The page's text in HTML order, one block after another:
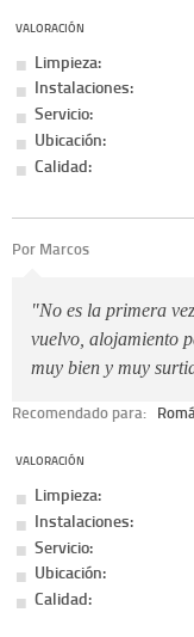
VALORACIÓN
Limpieza:
Instalaciones:
Servicio:
Ubicación:
Calidad:
Por Marcos
"No es la primera
vuelvo, alojamiento
muy bien y muy
Recomendado para:
VALORACIÓN
Limpieza:
Instalaciones:
Servicio:
Ubicación:
Calidad: